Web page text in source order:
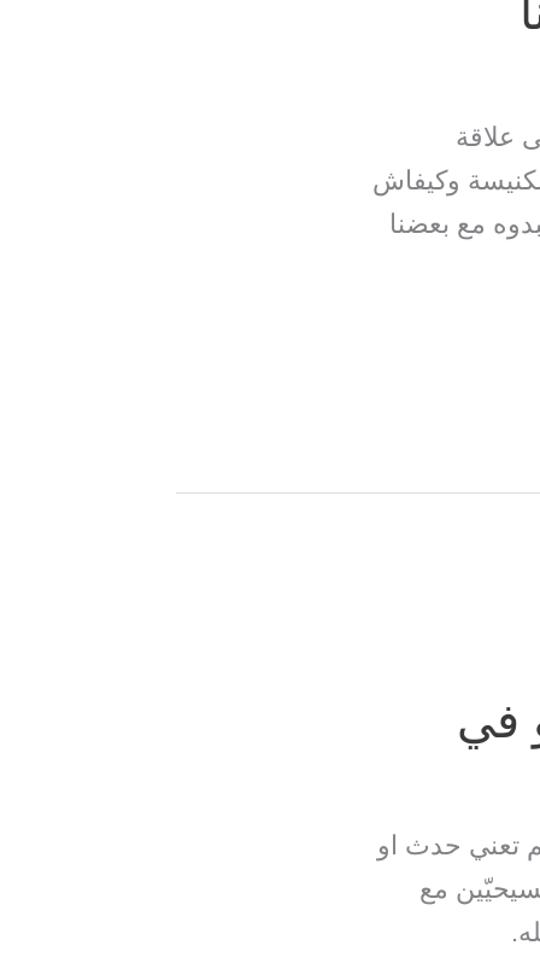
علاقة
وكيفاش
مع بعضنا
في
تعني حدث او
مع